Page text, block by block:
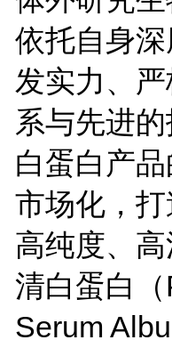
依托自身
发实力、
系与先进
白蛋白产
市场化，打
高纯度、
清白蛋白
Serum